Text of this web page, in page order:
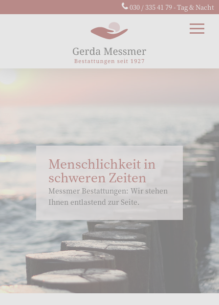
030 / 335 41 79 - Tag & Nacht
Menschlichkeit in
schweren Zeiten
Messmer Bestattungen: Wir stehen
Ihnen entlastend zur Seite.